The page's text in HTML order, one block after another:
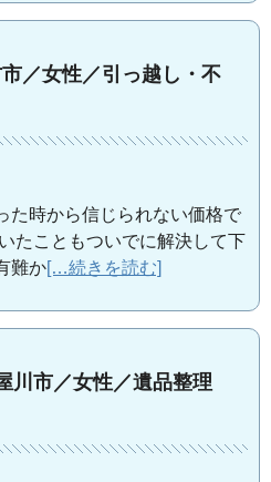
／女性／引っ越し・不
た時から信じられない価格で
たこともついでに解決して下
難か[…続きを読む]
川市／女性／遺品整理